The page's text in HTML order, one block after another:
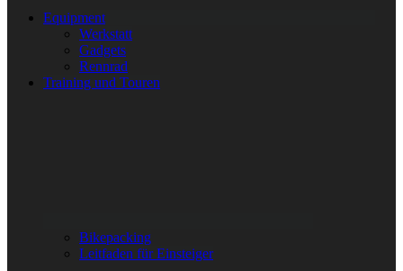
Equipment
Werkstatt
Gadgets
Rennrad
Training und Touren
Bikepacking
Leitfaden für Einsteiger